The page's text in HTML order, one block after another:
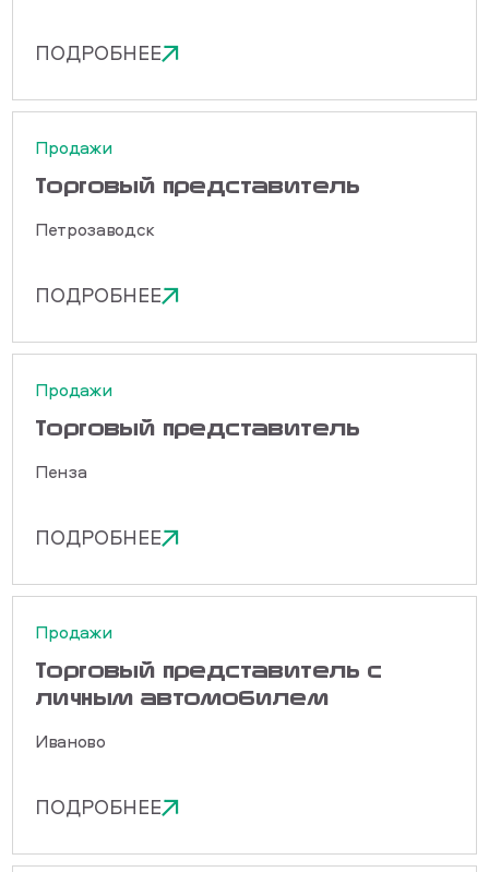
ПОДРОБНЕЕ
Продажи
Торговый представитель
Петрозаводск
ПОДРОБНЕЕ
Продажи
Торговый представитель
Пенза
ПОДРОБНЕЕ
Продажи
Торговый представитель с
личным автомобилем
Иваново
ПОДРОБНЕЕ